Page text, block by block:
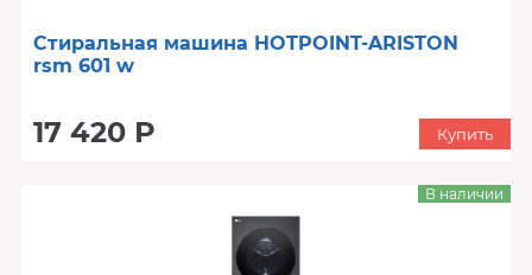
Стиральная машина HOTPOINT-ARISTON
rsm 601 w
17 420 Р Купить
В наличии